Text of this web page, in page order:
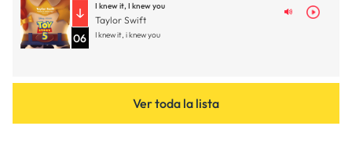
06
I knew it, I knew you
Taylor Swift
I knew it, i knew you
Ver toda la lista